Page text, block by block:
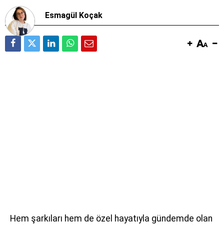
Esmagül Koçak
Hem şarkıları hem de özel hayatıyla gündemde olan